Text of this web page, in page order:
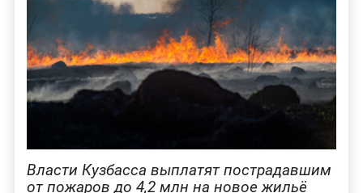
Власти Кузбасса выплатят пострадавшим
от пожаров до 4,2 млн на новое жильё